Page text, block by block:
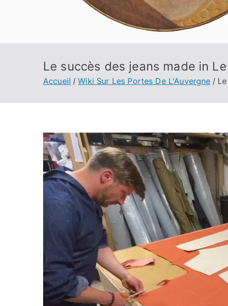
Le succès des jeans made in
Accueil Wiki Sur Les Portes De L'Auvergne